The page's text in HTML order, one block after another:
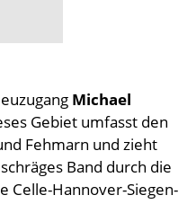
Michael
Gebiet umfasst den
Fehmarn und zieht
Band durch die
Celle-Hannover-Siegen-